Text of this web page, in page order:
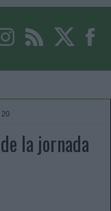
20
la jornada